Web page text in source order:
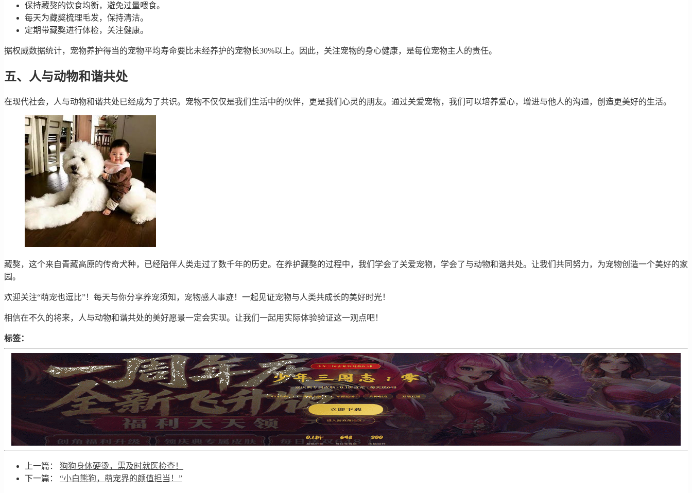
保持藏獒的饮食均衡，避免过量喂食。
每天为藏獒梳理毛发，保持清洁。
定期带藏獒进行体检，关注健康。
据权威数据统计，宠物养护得当的宠物平均寿命要比未经养护的宠物长30%以上。因此，关注宠物的身心健康，是每位宠物主人的责任。
五、人与动物和谐共处
在现代社会，人与动物和谐共处已经成为了共识。宠物不仅仅是我们生活中的伙伴，更是我们心灵的朋友。通过关爱宠物，我们可以培养爱心，增进与他人的沟通，创造更美好的生活。
藏獒，这个来自青藏高原的传奇犬种，已经陪伴人类走过了数千年的历史。在养护藏獒的过程中，我们学会了关爱宠物，学会了与动物和谐共处。让我们共同努力，为宠物创造一个美好的家
园。
欢迎关注“萌宠也逗比”！每天与你分享养宠须知，宠物感人事迹！一起见证宠物与人类共成长的美好时光！
相信在不久的将来，人与动物和谐共处的美好愿景一定会实现。让我们一起用实际体验验证这一观点吧！
标签：
上一篇： 狗狗身体硬烫，需及时就医检查！
下一篇： “小白熊狗，萌宠界的颜值担当！”